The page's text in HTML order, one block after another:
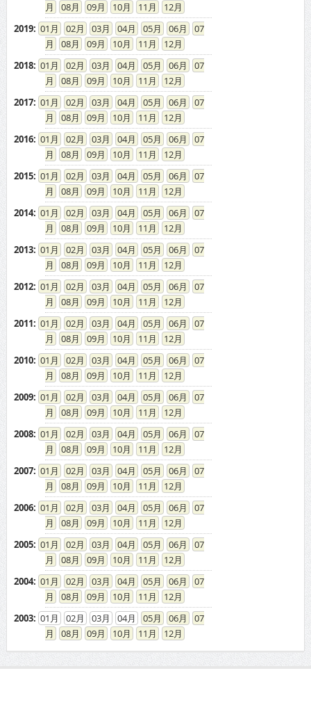
08
09 10 11
12
2019: 01 02 03 04 05 06
07
08
09 10 11
12
2018: 01 02 03 04 05 06
07
08
09 10 11
12
2017: 01 02 03 04 05 06
07
08
09 10 11
12
2016: 01 02 03 04 05 06
07
08
09 10 11
12
2015: 01 02 03 04 05 06
07
08
09 10 11
12
2014: 01 02 03 04 05 06
07
08
09 10 11
12
2013: 01 02 03 04 05 06
07
08
09 10 11
12
2012: 01 02 03 04 05 06
07
08
09 10 11
12
2011: 01 02 03 04 05 06
07
08
09 10 11
12
2010: 01 02 03 04 05 06
07
08
09 10 11
12
2009: 01 02 03 04 05 06
07
08
09 10 11
12
2008: 01 02 03 04 05 06
07
08
09 10 11
12
2007: 01 02 03 04 05 06
07
08
09 10 11
12
2006: 01 02 03 04 05 06
07
08
09 10 11
12
2005: 01 02 03 04 05 06
07
08
09 10 11
12
2004: 01 02 03 04 05 06
07
08
09 10 11
12
2003: 01 02 03 04 05 06
07
08
09 10 11 12